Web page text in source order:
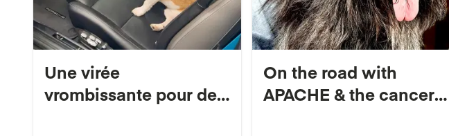
Une virée
vrombissante pour de
On the road with
APACHE & the cancer